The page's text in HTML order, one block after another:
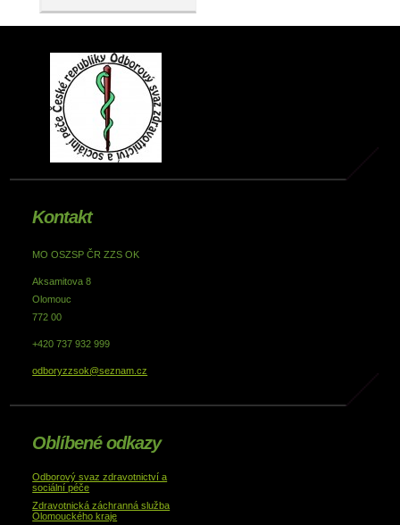
Kontakt
MO OSZSP ČR ZZS OK
Aksamitova 8
Olomouc
772 00
+420 737 932 999
odboryzzsok@seznam.cz
Oblíbené odkazy
Odborový svaz zdravotnictví a
sociální péče
Zdravotnická záchranná služba
Olomouckého kraje